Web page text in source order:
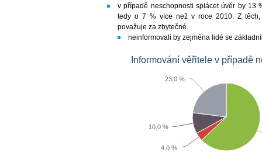
v případě neschopnosti splácet úvěr by 13
tedy o 7 % více než v roce 2010. Z těch,
považuje za zbytečné.
neinformovali by zejména lidé se
Informování věřitele v případě
4,0 %
10,0 %
23,0 %